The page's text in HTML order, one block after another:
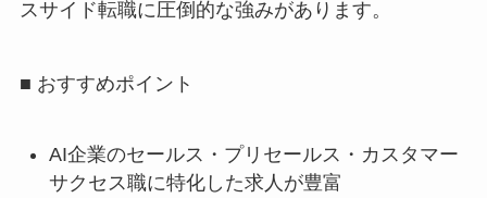
スサイド転職に圧倒的な強みがあります。
■ おすすめポイント
AI企業のセールス・プリセールス・カスタマー
サクセス職に特化した求人が豊富